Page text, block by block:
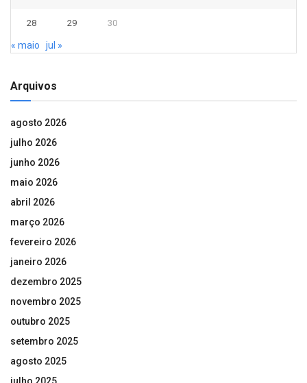
28 29 30
« maio jul »
Arquivos
agosto 2026
julho 2026
junho 2026
maio 2026
abril 2026
março 2026
fevereiro 2026
janeiro 2026
dezembro 2025
novembro 2025
outubro 2025
setembro 2025
agosto 2025